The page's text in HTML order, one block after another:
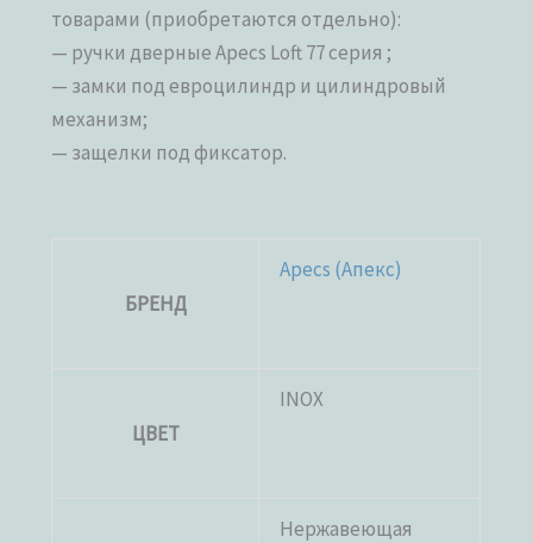
товарами (приобретаются отдельно):
— ручки дверные Apecs Loft 77 серия ;
— замки под евроцилиндр и цилиндровый
механизм;
— защелки под фиксатор.
БРЕНД
Apecs (Апекс)
ЦВЕТ
INOX
Нержавеющая